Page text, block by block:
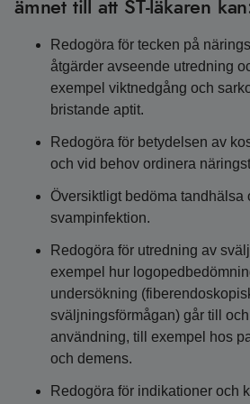
ämnet till att ST-läkaren
Redogöra för tecken på
åtgärder avseende utredning
exempel viktnedgång och
bristande aptit.
Redogöra för betydelsen av
och vid behov ordinera
Översiktligt bedöma tandhälsa
svampinfektion.
Redogöra för utredning av
exempel hur
undersökning
sväljningsförmågan) går till
användning, till exempel hos
och demens.
Redogöra för indikationer och